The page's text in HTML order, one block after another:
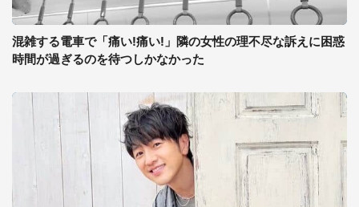
混雑する電車で「痛い!痛い!」隣の女性の理不尽な訴えに困惑
時間が過ぎるのを待つしかなかった